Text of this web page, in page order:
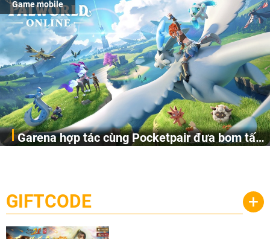
Game mobile
Garena hợp tác cùng Pocketpair đưa bom tấn
cầu, theo giấy phép chính thức từ công ty game Nhật Bản
Pocketpair, Inc.
GIFTCODE +